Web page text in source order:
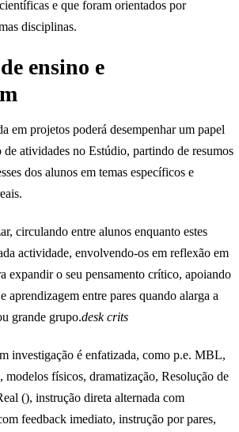
e que foram orientados por
disciplinas.
ensino e
em projetos poderá desempenhar um papel
atividades no Estúdio, partindo de resumos
dos alunos em temas específicos e
circulando entre alunos enquanto estes
actividade, envolvendo-os em reflexão em
expandir o seu pensamento crítico, apoiando
aprendizagem entre pares quando alarga a
grande grupo.desk crits
investigação é enfatizada, como p.e. MBL,
modelos físicos, dramatização, Resolução de
(), instrução direta alternada com
feedback imediato, instrução por pares,